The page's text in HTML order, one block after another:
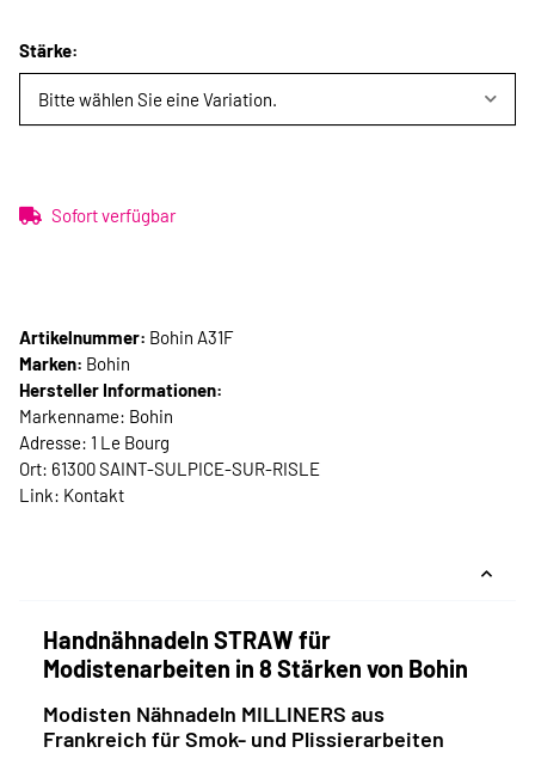
Stärke:
Bitte wählen Sie eine Variation.
Sofort verfügbar
Artikelnummer: Bohin A31F
Marken: Bohin
Hersteller Informationen:
Markenname: Bohin
Adresse: 1 Le Bourg
Ort: 61300 SAINT-SULPICE-SUR-RISLE
Link: Kontakt
Handnähnadeln STRAW für
Modistenarbeiten in 8 Stärken von Bohin
Modisten Nähnadeln MILLINERS aus
Frankreich für Smok- und Plissierarbeiten